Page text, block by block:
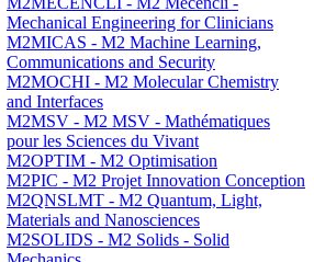
Mechanical Engineering for Clinicians
M2MICAS - M2 Machine Learning,
Communications and Security
M2MOCHI - M2 Molecular Chemistry
and Interfaces
M2MSV - M2 MSV - Mathématiques
pour les Sciences du Vivant
M2OPTIM - M2 Optimisation
M2PIC - M2 Projet Innovation Conception
M2QNSLMT - M2 Quantum, Light,
Materials and Nanosciences
M2SOLIDS - M2 Solids - Solid